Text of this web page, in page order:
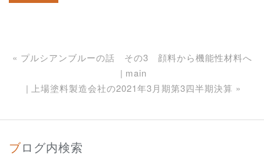
« プルシアンブルーの話 その3 顔料から機能性材料へ
main
上場塗料製造会社の2021年3月期第3四半期決算 »
ブログ内検索